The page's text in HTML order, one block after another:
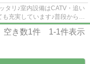
タリ♪室内設備はCATV・追い
充実しています♪普段からパ
...
空き数1件 1-1件表示